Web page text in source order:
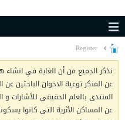
نذكر الجميع من أن الغاية في انشاء
عن المنكر توعية الاخوان الباحثين
المنتدى بالعلم الحقيقي للأشارات و
عن المساكن الأثرية التي كانوا